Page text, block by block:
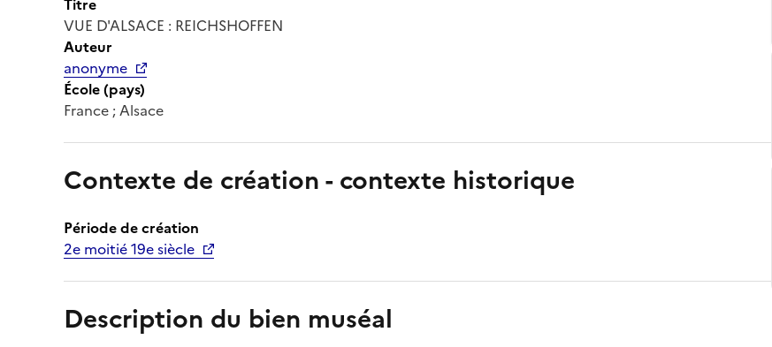
VUE D'ALSACE : REICHSHOFFEN
Auteur
anonyme
École (pays)
France ; Alsace
Contexte de création - contexte historique
Période de création
2e moitié 19e siècle
Description du bien muséal